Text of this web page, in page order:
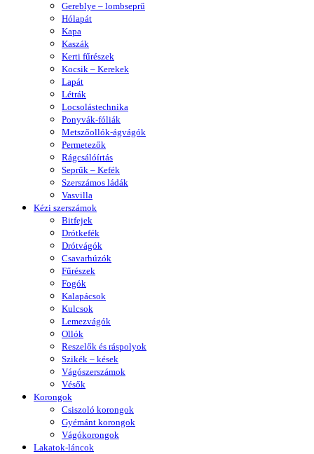
Gereblye – lombseprű
Hólapát
Kapa
Kaszák
Kerti fűrészek
Kocsik – Kerekek
Lapát
Létrák
Locsolástechnika
Ponyvák-fóliák
Metszőollók-ágvágók
Permetezők
Rágcsálóírtás
Seprűk – Kefék
Szerszámos ládák
Vasvilla
Kézi szerszámok
Bitfejek
Drótkefék
Drótvágók
Csavarhúzók
Fűrészek
Fogók
Kalapácsok
Kulcsok
Lemezvágók
Ollók
Reszelők és ráspolyok
Szikék – kések
Vágószerszámok
Vésők
Korongok
Csiszoló korongok
Gyémánt korongok
Vágókorongok
Lakatok-láncok